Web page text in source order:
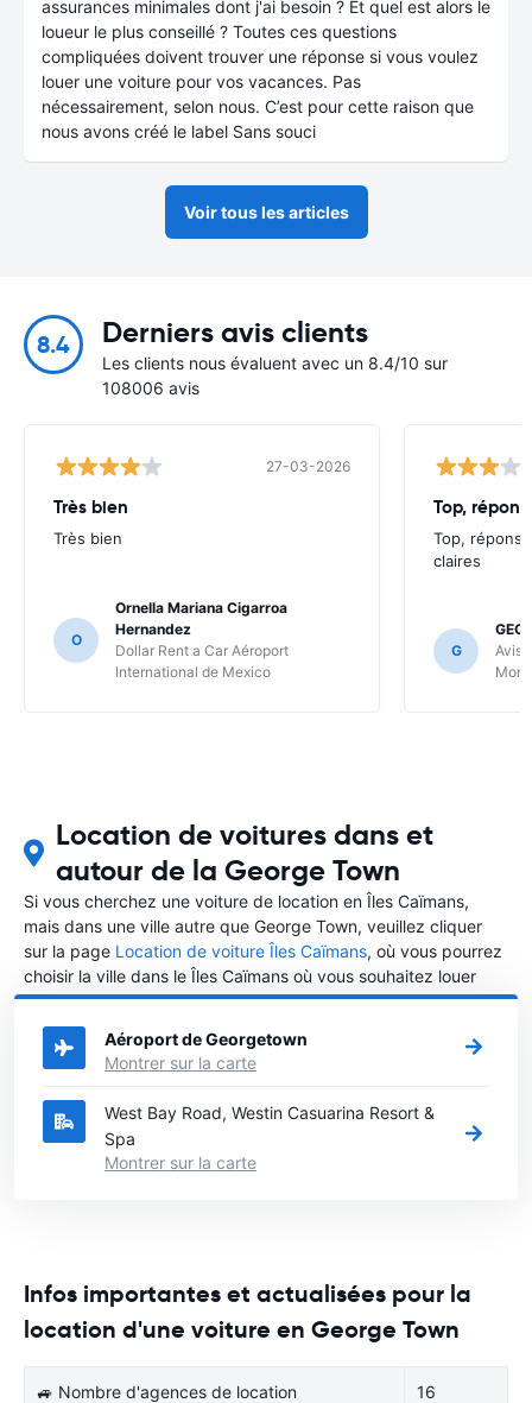
assurances minimales dont j'ai besoin ? Et quel est alors le
loueur le plus conseillé ? Toutes ces questions
compliquées doivent trouver une réponse si vous voulez
louer une voiture pour vos vacances. Pas
nécessairement, selon nous. C’est pour cette raison que
nous avons créé le label Sans souci
Voir tous les articles
8.4 Derniers avis clients
Les clients nous évaluent avec un 8.4/10 sur
108006 avis
27-03-2026
Très bien
Très bien
O
Ornella Mariana Cigarroa
Hernandez
Dollar Rent a Car Aéroport
International de Mexico
Top,
claires
G
Avis
Location de voitures dans et
autour de la George Town
Si vous cherchez une voiture de location en Îles Caïmans,
mais dans une ville autre que George Town, veuillez cliquer
sur la page Location de voiture Îles Caïmans, où vous pourrez
choisir la ville dans le Îles Caïmans où vous souhaitez louer
une voiture.
Aéroport de Georgetown
Montrer sur la carte
West Bay Road, Westin Casuarina Resort &
Spa
Montrer sur la carte
Infos importantes et actualisées pour la
location d'une voiture en George Town
🚙 Nombre d'agences de location 16